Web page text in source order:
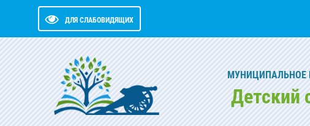
ДЛЯ СЛАБОВИДЯЩИХ
МУНИЦИПАЛЬНОЕ
Детский